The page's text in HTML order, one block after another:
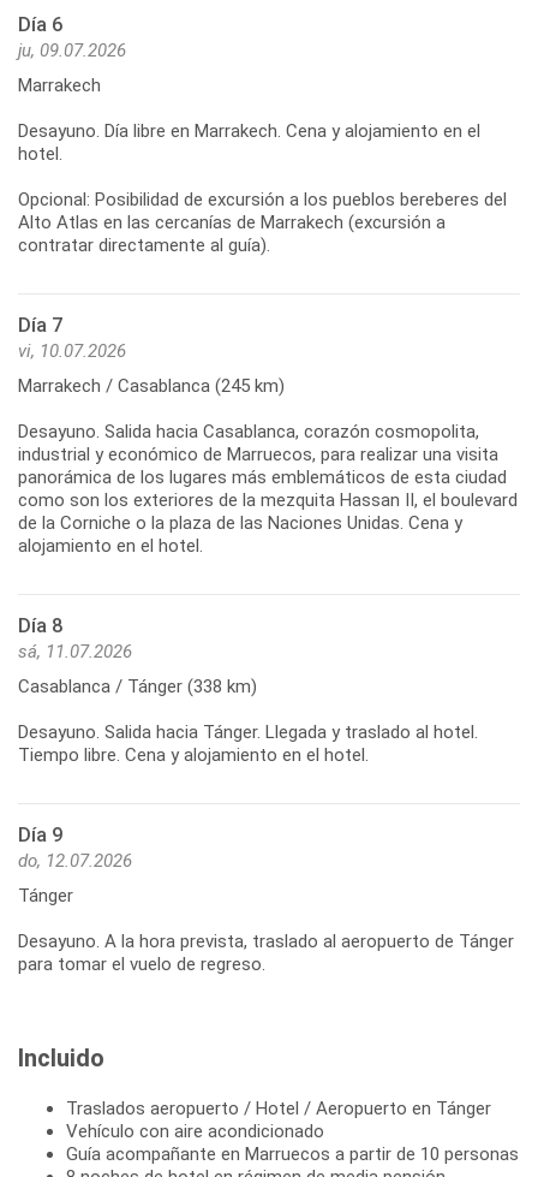
Día 6
ju, 09.07.2026
Marrakech
Desayuno. Día libre en Marrakech. Cena y alojamiento en el
hotel.
Opcional: Posibilidad de excursión a los pueblos bereberes del
Alto Atlas en las cercanías de Marrakech (excursión a
contratar directamente al guía).
Día 7
vi, 10.07.2026
Marrakech / Casablanca (245 km)
Desayuno. Salida hacia Casablanca, corazón cosmopolita,
industrial y económico de Marruecos, para realizar una visita
panorámica de los lugares más emblemáticos de esta ciudad
como son los exteriores de la mezquita Hassan II, el boulevard
de la Corniche o la plaza de las Naciones Unidas. Cena y
alojamiento en el hotel.
Día 8
sá, 11.07.2026
Casablanca / Tánger (338 km)
Desayuno. Salida hacia Tánger. Llegada y traslado al hotel.
Tiempo libre. Cena y alojamiento en el hotel.
Día 9
do, 12.07.2026
Tánger
Desayuno. A la hora prevista, traslado al aeropuerto de Tánger
para tomar el vuelo de regreso.
Incluido
Traslados aeropuerto / Hotel / Aeropuerto en Tánger
Vehículo con aire acondicionado
Guía acompañante en Marruecos a partir de 10 personas